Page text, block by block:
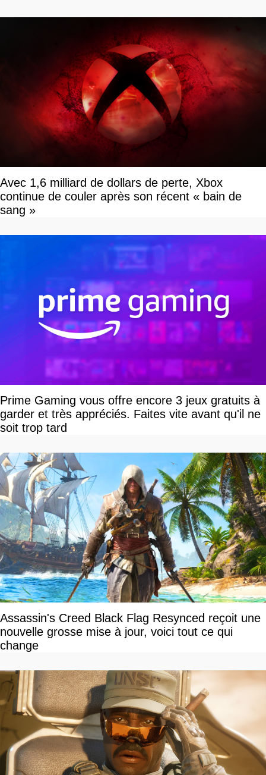
Avec 1,6 milliard de dollars de perte, Xbox
continue de couler après son récent « bain de
sang »
Prime Gaming vous offre encore 3 jeux gratuits à
garder et très appréciés. Faites vite avant qu'il ne
soit trop tard
Assassin's Creed Black Flag Resynced reçoit une
nouvelle grosse mise à jour, voici tout ce qui
change